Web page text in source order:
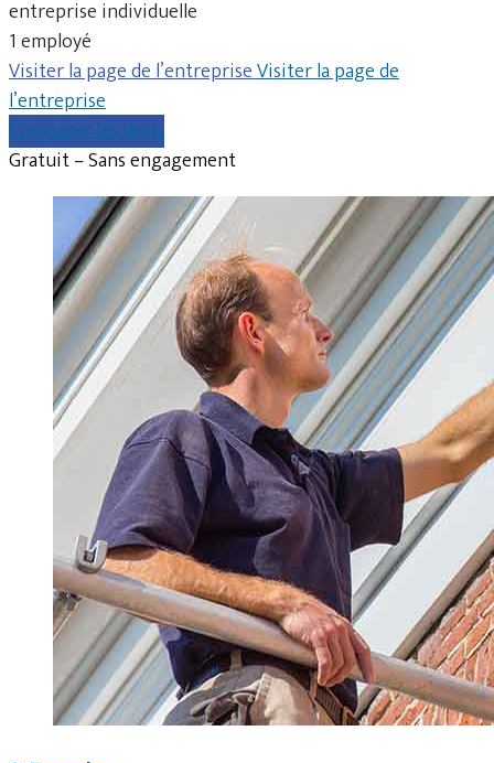
entreprise individuelle
1 employé
Visiter la page de l’entrepriseVisiter la page de
l’entreprise
Comparer les devis
Gratuit – Sans engagement